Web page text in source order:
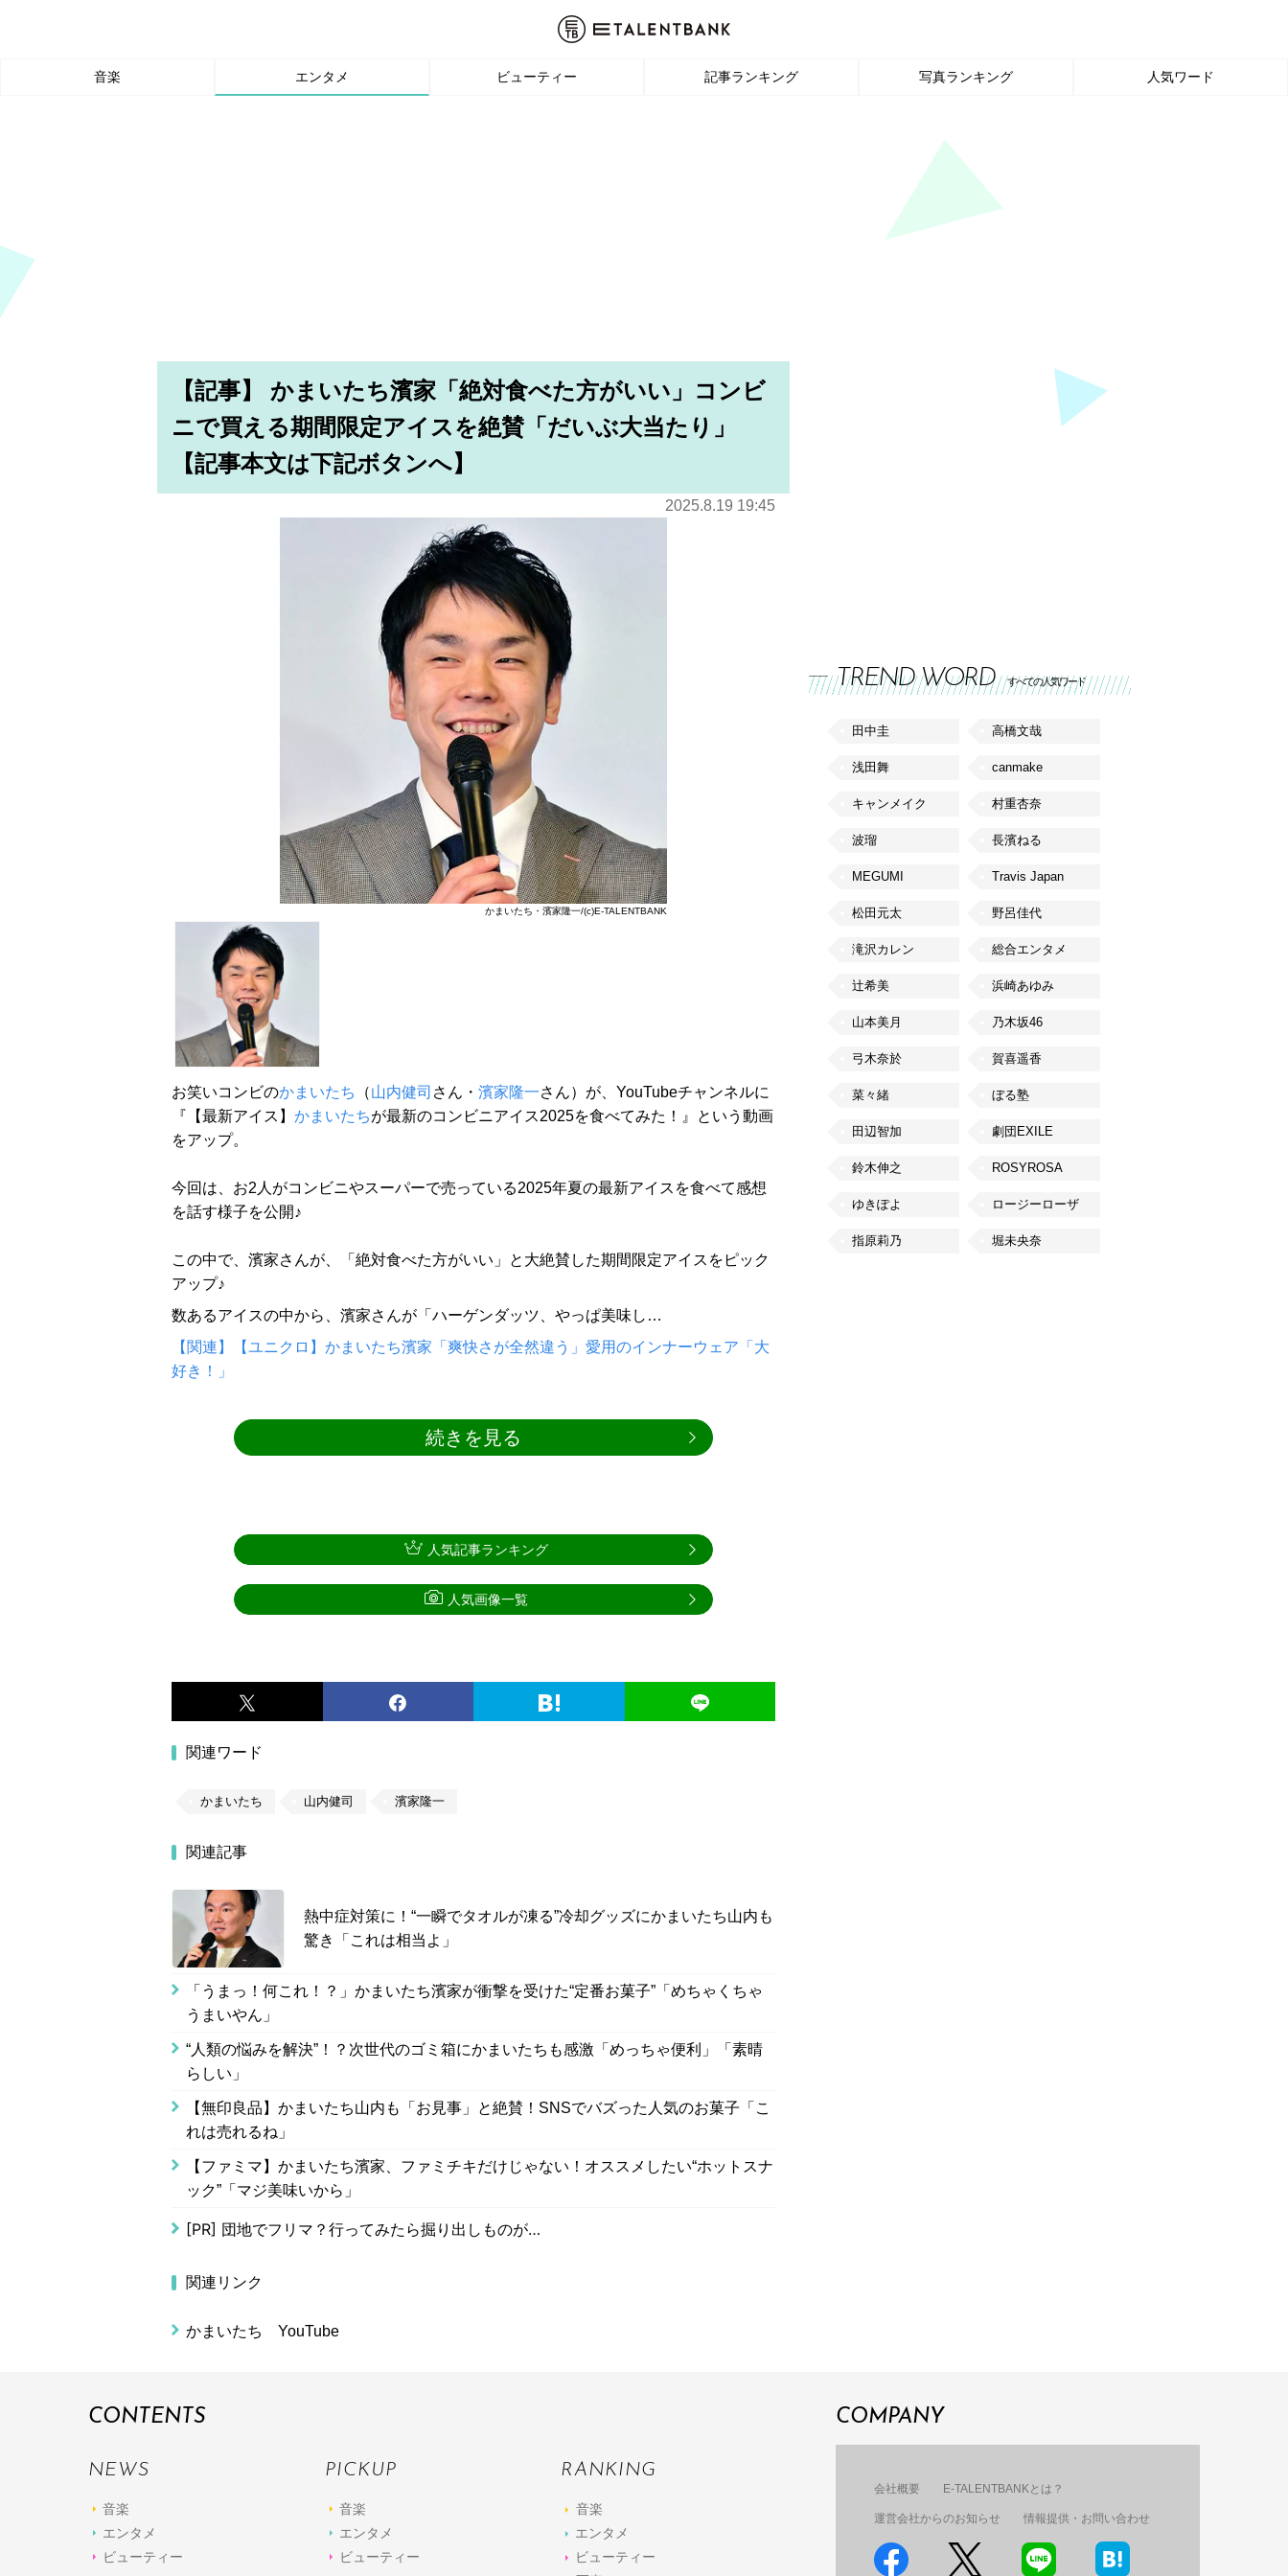
音楽 エンタメ ビューティー 記事ランキング 写真ランキング 人気ワード
【記事】 かまいたち濱家「絶対食べた方がいい」コンビ
ニで買える期間限定アイスを絶賛「だいぶ大当たり」
【記事本文は下記ボタンへ】
2025.8.19 19:45
かまいたち・濱家隆一/(c)E-TALENTBANK
お笑いコンビのかまいたち （山内健司 さん・ 濱家隆一さん）が、YouTubeチャンネルに
『【最新アイス】 かまいたちが最新のコンビニアイス2025を食べてみた！』という動画
をアップ。
今回は、お2人がコンビニやスーパーで売っている2025年夏の最新アイスを食べて感想
を話す様子を公開♪
この中で、濱家さんが、「絶対食べた方がいい」と大絶賛した期間限定アイスをピック
アップ♪
数あるアイスの中から、濱家さんが「ハーゲンダッツ、やっぱ美味し…
【関連】【ユニクロ】かまいたち濱家「爽快さが全然違う」愛用のインナーウェア「大
好き！」
続きを見る
関連ワード
かまいたち 山内健司 濱家隆一
関連記事
熱中症対策に！“一瞬でタオルが凍る”冷却グッズにかまいたち山内も
驚き「これは相当よ」
「うまっ！何これ！？」かまいたち濱家が衝撃を受けた“定番お菓子”「めちゃくちゃ
うまいやん」
“人類の悩みを解決”！？次世代のゴミ箱にかまいたちも感激「めっちゃ便利」「素晴
らしい」
【無印良品】かまいたち山内も「お見事」と絶賛！SNSでバズった人気のお菓子「こ
れは売れるね」
【ファミマ】かまいたち濱家、ファミチキだけじゃない！オススメしたい“ホットスナ
ック”「マジ美味いから」
[PR] 団地でフリマ？行ってみたら掘り出しものが…
関連リンク
かまいたち YouTube
人気記事ランキング
人気画像一覧
TREND WORD すべての人気ワード
田中圭 高橋文哉
浅田舞 canmake
キャンメイク 村重杏奈
波瑠 長濱ねる
MEGUMI Travis Japan
松田元太 野呂佳代
滝沢カレン 総合エンタメ
辻希美 浜崎あゆみ
山本美月 乃木坂46
弓木奈於 賀喜遥香
菜々緒 ぼる塾
田辺智加 劇団EXILE
鈴木伸之 ROSYROSA
ゆきぽよ ロージーローザ
指原莉乃 堀未央奈
CONTENTS
NEWS
音楽
エンタメ
ビューティー
PICKUP
音楽
エンタメ
ビューティー
RANKING
音楽
エンタメ
ビューティー
COMPANY
会社概要 E-TALENTBANKとは？
運営会社からのお知らせ 情報提供・お問い合わせ